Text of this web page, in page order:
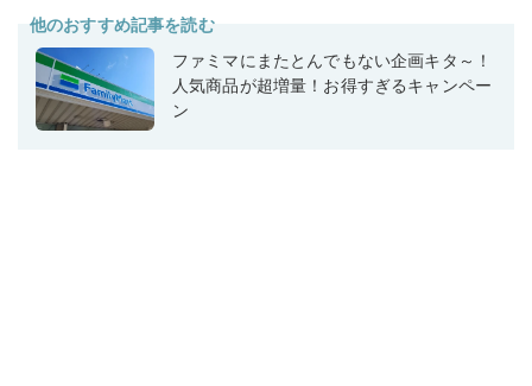
他のおすすめ記事を読む
ファミマにまたとんでもない企画キタ～！
人気商品が超増量！お得すぎるキャンペー
ン